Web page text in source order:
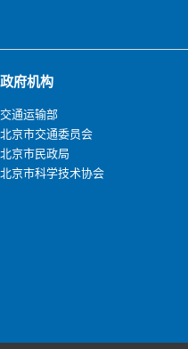
政府机构
交通运输部
北京市交通委员会
北京市民政局
北京市科学技术协会